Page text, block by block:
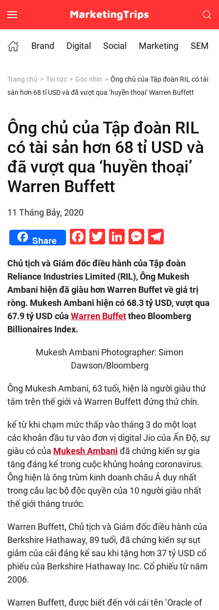
Skip to main content
Brand
Digital Social Marketing SEM
Trang chủ Tin tức Góc nhìn
Ông chủ của Tập đoàn RIL có tài
sản hơn 68 tỉ USD và đã vượt qua ‘huyền thoại’ Warren Buffett
Ông chủ của Tập đoàn RIL
có tài sản hơn 68 tỉ USD và
đã vượt qua ‘huyền thoại’
Warren Buffett
11 Tháng Bảy, 2020
Share Facebook
Twitter
LinkedIn
Chủ tịch và Giám đốc điều hành của Tập đoàn
Reliance Industries Limited (RIL), Ông Mukesh
Ambani hiện đã giàu hơn Warren Buffet về giá trị
ròng. Mukesh Ambani hiện có 68.3 tỷ USD, vượt qua
67.9 tỷ USD của Warren Buffettheo Bloomberg
Billionaires Index.
Mukesh Ambani Photographer: Simon
Dawson/Bloomberg
Ông Mukesh Ambani, 63 tuổi, hiện là người giàu thứ
tám trên thế giới và Warren Buffett đứng thứ chín.
kể từ khi chạm mức thấp vào tháng 3 do một loạt
các khoản đầu tư vào đơn vị digital Jio của Ấn Độ, sự
giàu có của Mukesh Ambani đã chứng kiến ​​sự gia
tăng đáng kể trong cuộc khủng hoảng coronavirus.
Ông hiện là ông trùm kinh doanh châu Á duy nhất
trong câu lạc bộ độc quyền của 10 người giàu nhất
thế giới tháng trước.
Warren Buffett, Chủ tịch và Giám đốc điều hành của
Berkshire Hathaway, 89 tuổi, đã chứng kiến ​​sự sụt
giảm của cải đáng kể sau khi tặng hơn 37 tỷ USD cổ
phiếu của Berkshire Hathaway Inc. Cổ phiếu từ năm
2006.
Warren Buffett, được biết đến với cái tên ‘Oracle of